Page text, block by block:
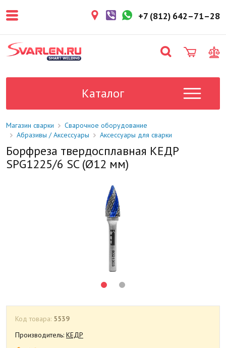
более 3 рабочих дней.
поставки в магазин: 1-2 рабочих
дня.
Данный товар отсутствует на
уточните у менеджера.
+7 (812) 642–71–28
Каталог
Магазин сварки
Сварочное оборудование
Абразивы / Аксессуары
Аксессуары для сварки
Борфреза твердосплавная КЕДР
SPG1225/6 SC (Ø12 мм)
Код товара: 5539
Производитель: КЕДР